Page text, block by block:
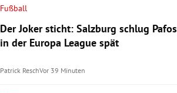
Fußball
Der Joker sticht: Salzburg schlug Pafos
in der Europa League spät
Patrick ReschVor 39 Minuten